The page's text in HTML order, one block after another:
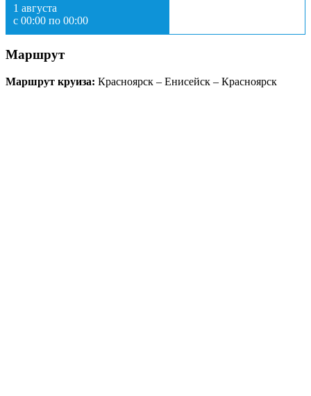
1 августа
с 00:00 по 00:00
Маршрут
Маршрут круиза: Красноярск – Енисейск – Красноярск